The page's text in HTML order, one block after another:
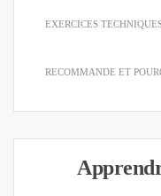
EXERCICES
RECOMMANDE ET